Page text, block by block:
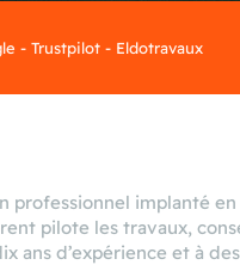
- Trustpilot - Eldotravaux
professionnel implanté
pilote les travaux,
ans d’expérience et à